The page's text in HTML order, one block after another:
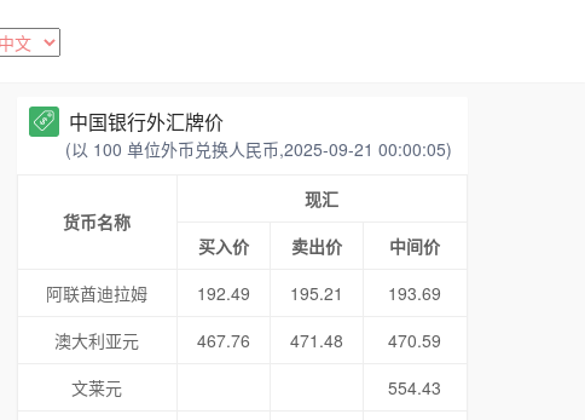
中国银行外汇牌价
(以 100 单位外币兑换人民币,2025-09-21 00:00:05)
货币名称
现汇
买入价
卖出价
中间价
阿联酋迪拉姆
192.49 195.21
193.69
澳大利亚元
467.76 471.48
470.59
文莱元
554.43